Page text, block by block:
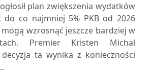
plan zwiększenia wydatków
do co najmniej 5% PKB od 2026
wzrosnąć jeszcze bardziej w
Premier Kristen Michal
decyzja ta wynika z konieczności